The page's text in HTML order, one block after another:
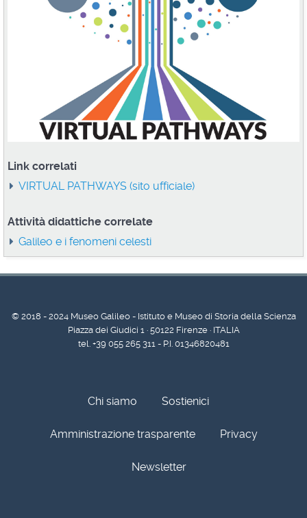
Link correlati
VIRTUAL PATHWAYS (sito ufficiale)
Attività didattiche correlate
Galileo e i fenomeni celesti
© 2018 - 2024 Museo Galileo - Istituto e Museo di Storia della Scienza
Piazza dei Giudici 1 · 50122 Firenze · ITALIA
tel. +39 055 265 311 - P.I. 01346820481
Chi siamo Sostienici
Amministrazione trasparente Privacy
Newsletter